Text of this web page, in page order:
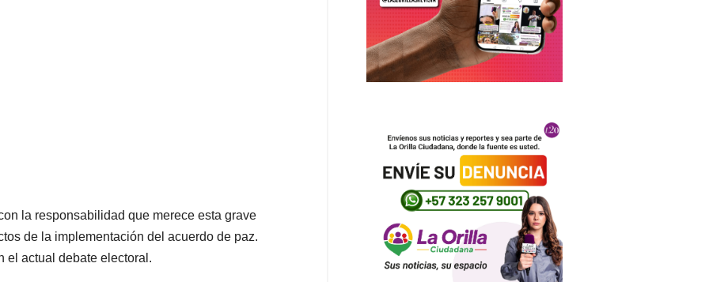
la responsabilidad que merece esta grave
de la implementación del acuerdo de paz.
el actual debate electoral.